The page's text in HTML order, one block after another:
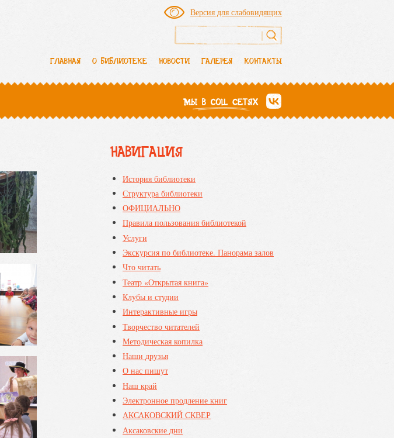
ГЛАВНАЯ О БИБЛИОТЕКЕ НОВОСТИ ГАЛЕРЕЯ КОНТАКТЫ
Версия для слабовидящих
Форма поиска
НАВИГАЦИЯ
История библиотеки
Структура библиотеки
ОФИЦИАЛЬНО
Правила пользования библиотекой
Услуги
Экскурсия по библиотеке. Панорама залов
Что читать
Театр «Открытая книга»
Клубы и студии
Интерактивные игры
Творчество читателей
Методическая копилка
Наши друзья
О нас пишут
Наш край
Электронное продление книг
АКСАКОВСКИЙ СКВЕР
Аксаковские дни